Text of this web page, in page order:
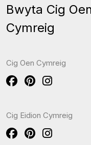
Bwyta Cig
Cymreig
Cig Oen Cymreig
Cig Eidion Cymreig